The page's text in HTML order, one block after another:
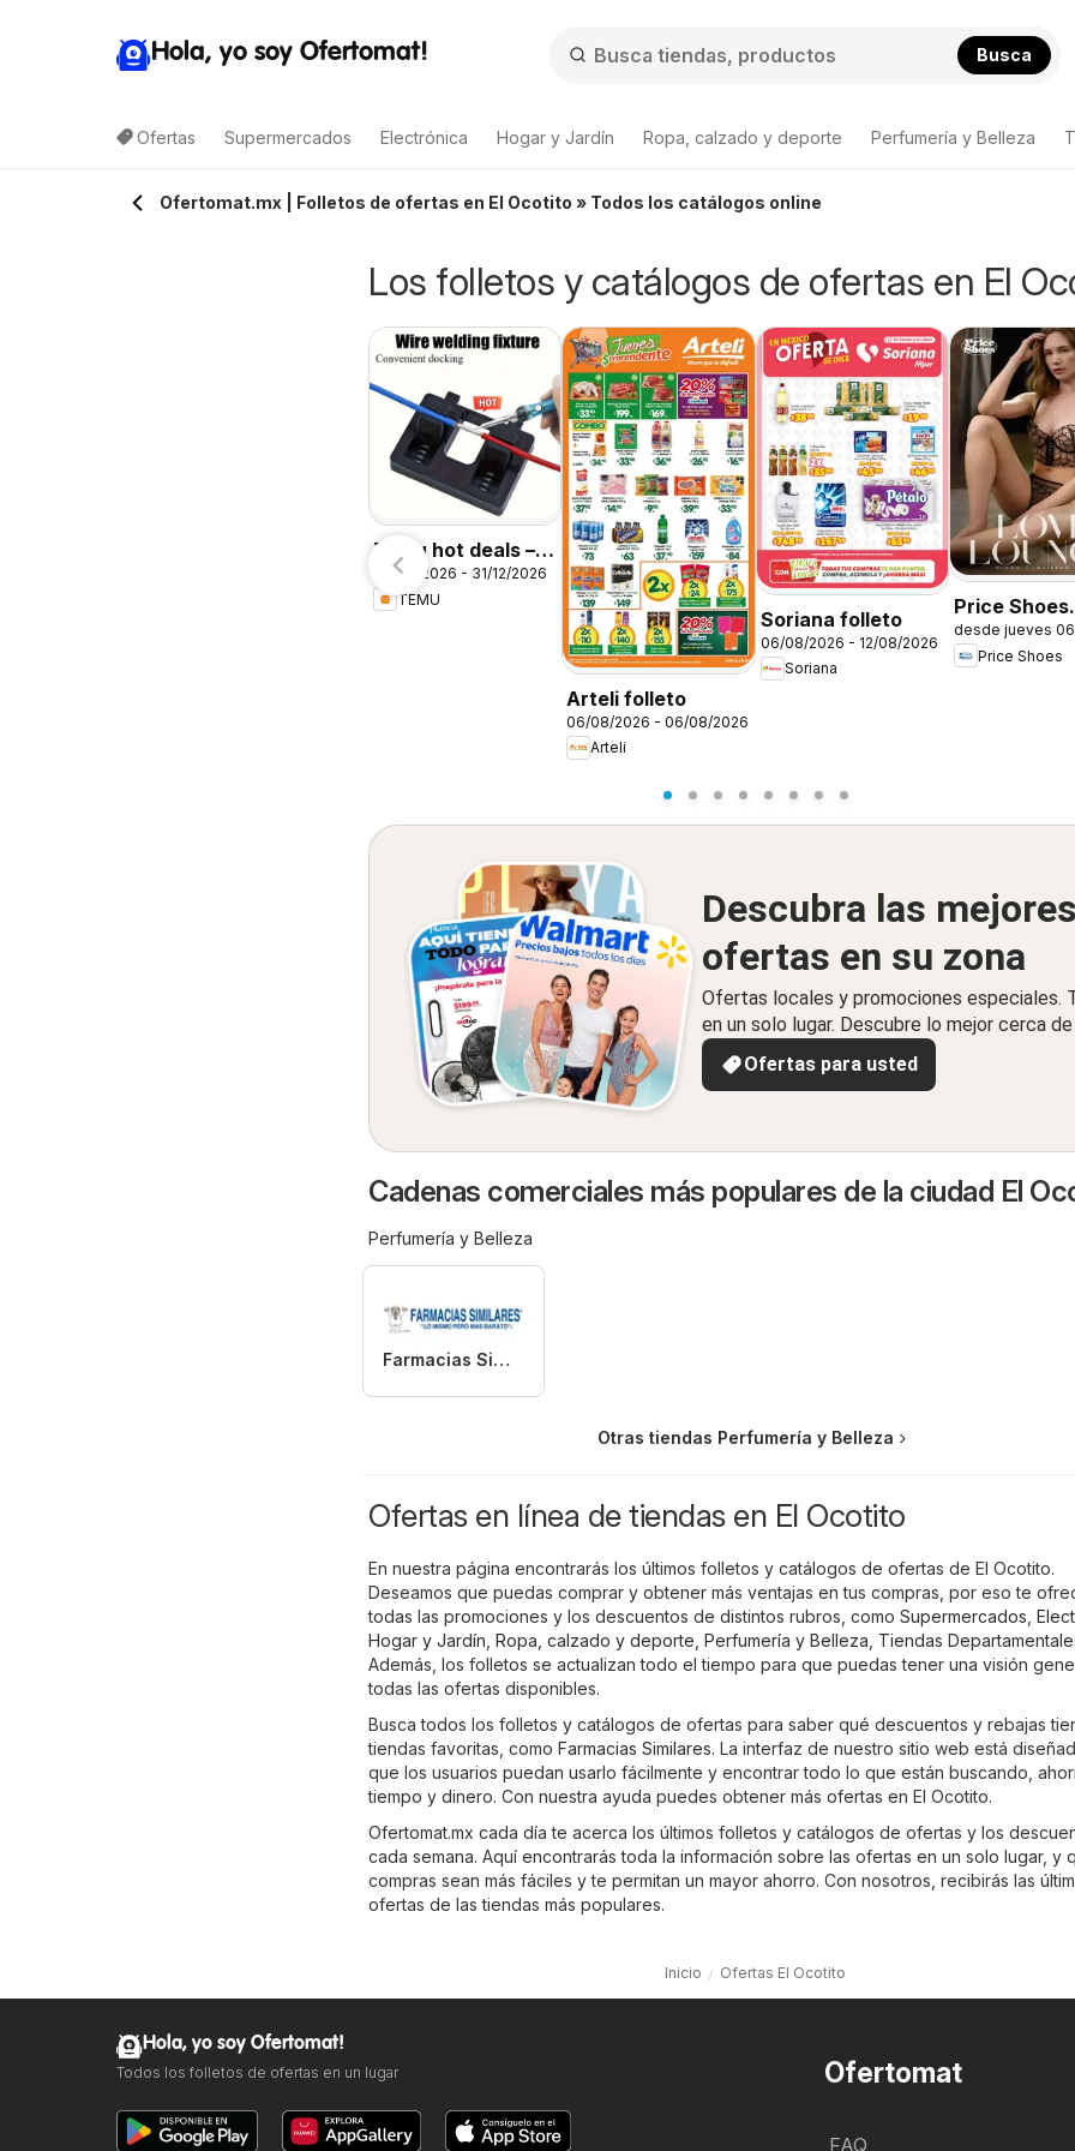
Hola, yo soy Ofertomat! Busca
Ofertas Supermercados Electrónica Hogar y Jardín Ropa, calzado y deporte Perfumería y Belleza
Ofertomat.mx | Folletos de ofertas en El Ocotito » Todos los catálogos online
Los folletos y catálogos de ofertas en El
Temu hot deals –
Mexico
06/08/2026 - 31/12/2026
TEMU
Arteli folleto
06/08/2026 - 06/08/2026
Arteli
Soriana folleto
06/08/2026 - 12/08/2026
Soriana
Price Shoes
catálogo
Lounge
desde jueves
Price Shoes
Descubra las mejores
ofertas en su zona
Ofertas locales y promociones especiales.
en un solo lugar. Descubre lo mejor cerca
Ofertas para usted
Cadenas comerciales más populares de la ciudad El
Perfumería y Belleza
Farmacias Similares
Otras tiendas Perfumería y Belleza
Ofertas en línea de tiendas en El Ocotito
En nuestra página encontrarás los últimos folletos y catálogos de ofertas de El Ocotito.
Deseamos que puedas comprar y obtener más ventajas en tus compras, por eso te
todas las promociones y los descuentos de distintos rubros, como Supermercados
Hogar y Jardín Ropa, calzado y deporte Perfumería y Belleza Tiendas
Además, los folletos se actualizan todo el tiempo para que puedas tener una visión
todas las ofertas disponibles.
Busca todos los folletos y catálogos de ofertas para saber qué descuentos y rebajas
tiendas favoritas, como Farmacias Similares. La interfaz de nuestro sitio web está
que los usuarios puedan usarlo fácilmente y encontrar todo lo que están buscando,
tiempo y dinero. Con nuestra ayuda puedes obtener más ofertas en El Ocotito.
Ofertomat.mx cada día te acerca los últimos folletos y catálogos de ofertas y los
cada semana. Aquí encontrarás toda la información sobre las ofertas en un solo lugar, y
compras sean más fáciles y te permitan un mayor ahorro. Con nosotros, recibirás las
ofertas de las tiendas más populares.
Inicio Ofertas El Ocotito
Ofertomat
FAQ
Hola, yo soy Ofertomat!
Todos los folletos de ofertas en un lugar